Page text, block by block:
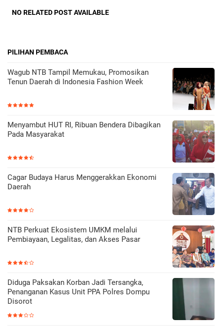
NO RELATED POST AVAILABLE
PILIHAN PEMBACA
Wagub NTB Tampil Memukau, Promosikan
Tenun Daerah di Indonesia Fashion Week
Menyambut HUT RI, Ribuan Bendera Dibagikan
Pada Masyarakat
Cagar Budaya Harus Menggerakkan Ekonomi
Daerah
NTB Perkuat Ekosistem UMKM melalui
Pembiayaan, Legalitas, dan Akses Pasar
Diduga Paksakan Korban Jadi Tersangka,
Penanganan Kasus Unit PPA Polres Dompu
Disorot